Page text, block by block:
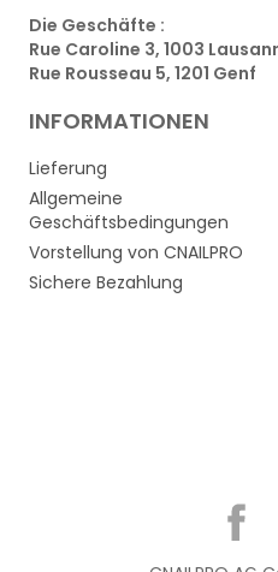
Die Geschäfte :
Rue Caroline 3, 1003
Rue Rousseau 5, 1201 Genf
INFORMATIONEN
Lieferung
Allgemeine
Geschäftsbedingungen
Vorstellung von CNAILPRO
Sichere Bezahlung